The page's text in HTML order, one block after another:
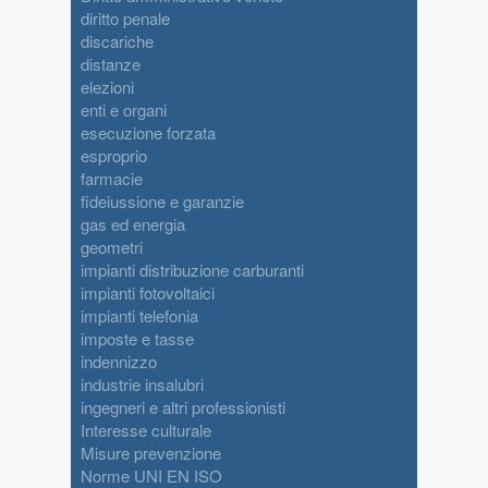
diritto penale
discariche
distanze
elezioni
enti e organi
esecuzione forzata
esproprio
farmacie
fideiussione e garanzie
gas ed energia
geometri
impianti distribuzione carburanti
impianti fotovoltaici
impianti telefonia
imposte e tasse
indennizzo
industrie insalubri
ingegneri e altri professionisti
Interesse culturale
Misure prevenzione
Norme UNI EN ISO